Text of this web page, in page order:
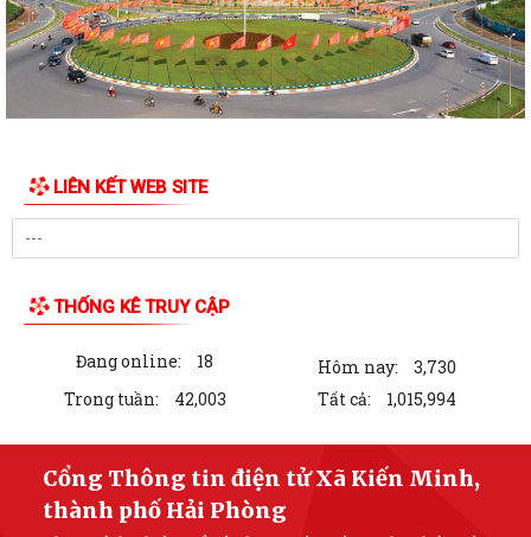
13/7/2026
Công khai tình hình tiếp nhận và giải quyết thủ tục hành chính ngày
10/7/2026
09/7/2026
Công khai tình hình tiếp nhận và giải quyết thủ tục hành chính ngày
Công khai kết quả giải quyết thủ tục hành chính ngày 06/7/2026
Công khai kết quả giải quyết thủ tục hành chính ngày 03/7/2026
THÔNG BÁO Công khai kết quả giải quyết thủ tục hành chính tháng 06
năm 2026
Công khai kết quả giải quyết thủ tục hành chính ngày 02/7/2026
LIÊN KẾT WEB SITE
THỐNG KÊ TRUY CẬP
Đang online: 18 Hôm nay:
3,730
Trong tuần:
42,003 Tất cả: 1,015,994
Cổng Thông tin điện tử Xã Kiến Minh,
thành phố Hải Phòng